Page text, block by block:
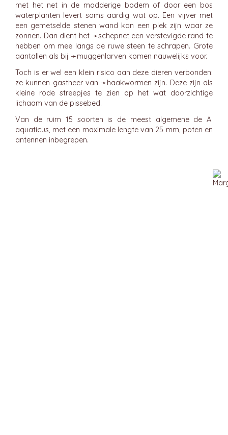
met het net in de modderige bodem of door een bos
waterplanten levert soms aardig wat op. Een vijver met
een gemetselde stenen wand kan een plek zijn waar ze
zonnen. Dan dient het ➛schepneteen verstevigde rand te
hebben om mee langs de ruwe steen te schrapen. Grote
aantallen als bij ➛muggenlarven komen nauwelijks voor.
Toch is er wel een klein risico aan deze dieren verbonden:
ze kunnen gastheer van ➛haakwormen zijn. Deze zijn als
kleine rode streepjes te zien op het wat doorzichtige
lichaam van de pissebed.
Van de ruim 15 soorten is de meest algemene de A.
aquaticus, met een maximale lengte van 25 mm, poten en
antennen inbegrepen.